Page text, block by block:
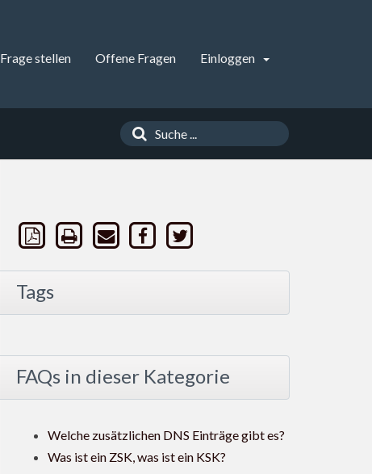
Frage stellen Offene Fragen Einloggen
Tags
FAQs in dieser Kategorie
Welche zusätzlichen DNS Einträge gibt es?
Was ist ein ZSK, was ist ein KSK?